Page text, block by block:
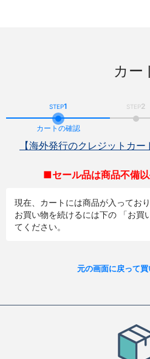
カー
STEP1
カートの確認
STEP2
【海外発行のクレジットカー
■セール品は商品不備
現在、カートには商品が入っており
お買い物を続けるには下の 「お買
てください。
元の画面に戻って